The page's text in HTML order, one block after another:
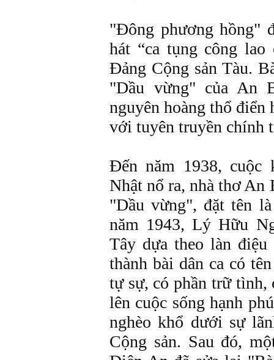
"Đông phương hồng"
hát “ca tụng công
Đảng Cộng sản Tàu.
"Dầu vừng" của An
nguyên hoàng thổ điển
với tuyên truyền chính
Đến năm 1938, cuộc
Nhật nổ ra, nhà thơ
"Dầu vừng", đặt tên
năm 1943, Lý Hữu
Tây dựa theo làn
thành bài dân ca có
tự sự, có phần trữ tình,
lên cuộc sống hạnh
nghèo khổ dưới sự
Cộng sản. Sau đó,